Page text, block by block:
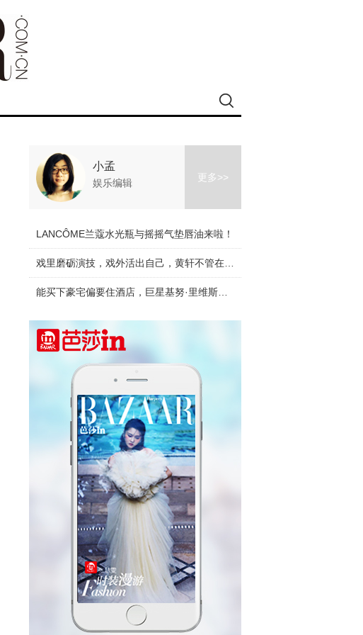
小孟
娱乐编辑 更多>>
LANCÔME兰蔻水光瓶与摇摇气垫唇油来啦！